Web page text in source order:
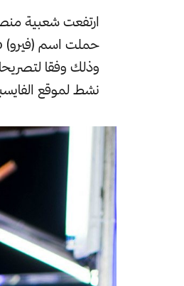
نشط لموقع الفايسبوك ناهيك عن الـ800